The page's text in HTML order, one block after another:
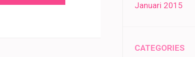
Januari 2015
CATEGORIES